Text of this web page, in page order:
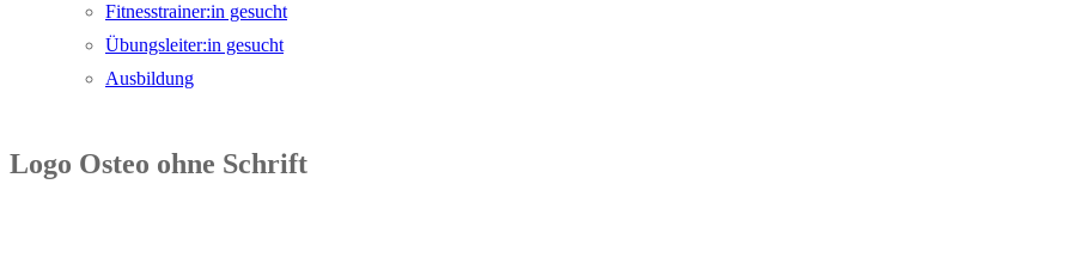
Fitnesstrainer:in gesucht
Übungsleiter:in gesucht
Ausbildung
Logo Osteo ohne Schrift